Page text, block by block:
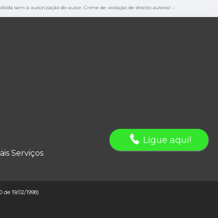
sem a autorização do autor. Crime de violação de direito autoral –
Serviços
19/02/1998)
Ligue aqui!